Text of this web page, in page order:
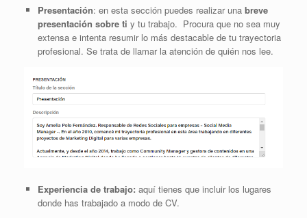
Presentación: en esta sección puedes realizar una breve
presentación sobre ti y tu trabajo. Procura que no sea muy
extensa e intenta resumir lo más destacable de tu trayectoria
profesional. Se trata de llamar la atención de quién nos lee.
Experiencia de trabajo: aquí tienes que incluir los lugares
donde has trabajado a modo de CV.